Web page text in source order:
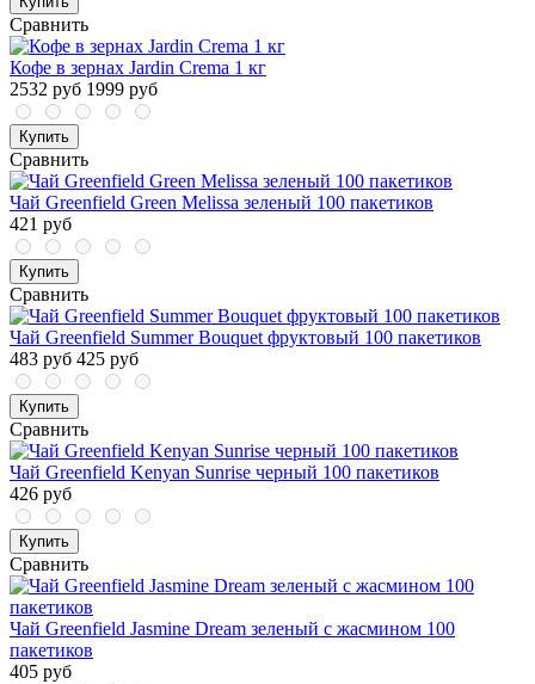
Сравнить
Кофе в зернах Jardin Crema 1 кг
2532 руб 1999 руб
Купить
Сравнить
Чай Greenfield Green Melissa зеленый 100 пакетиков
421 руб
Купить
Сравнить
Чай Greenfield Summer Bouquet фруктовый 100 пакетиков
483 руб 425 руб
Купить
Сравнить
Чай Greenfield Kenyan Sunrise черный 100 пакетиков
426 руб
Купить
Сравнить
Чай Greenfield Jasmine Dream зеленый с жасмином 100
пакетиков
405 руб